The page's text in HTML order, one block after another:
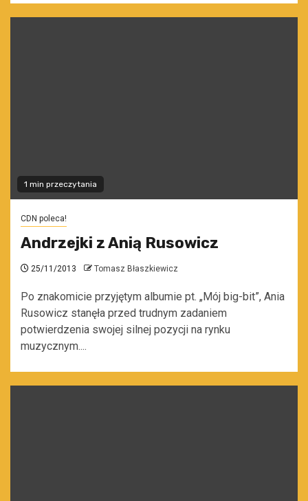
1 min przeczytania
CDN poleca!
Andrzejki z Anią Rusowicz
25/11/2013 Tomasz Błaszkiewicz
Po znakomicie przyjętym albumie pt. „Mój big-bit”, Ania
Rusowicz stanęła przed trudnym zadaniem
potwierdzenia swojej silnej pozycji na rynku
muzycznym....